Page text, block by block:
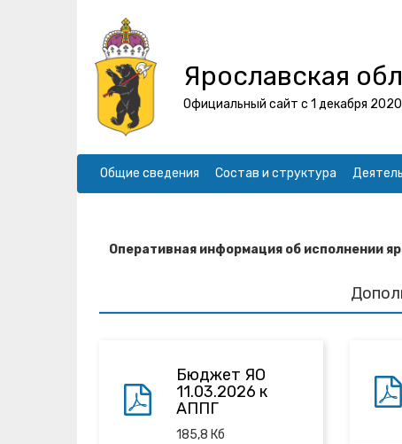
Ярославская
Официальный сайт с 1 декабря
Общие сведения Состав и структура
Оперативная информация об исполнении
Бюджет ЯО
11.03.2026 к
АППГ
185,8 Кб